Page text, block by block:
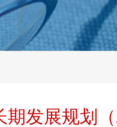
发展规划（